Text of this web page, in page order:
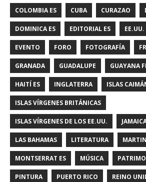
COLOMBIA ES CUBA CURAZAO
DOMINICA ES EDITORIAL ES EE.UU.
EVENTO FORO FOTOGRAFÍA
GRANADA GUADALUPE GUAYANA
HAITÍ ES INGLATERRA ISLAS
ISLAS VÍRGENES BRITÁNICAS
ISLAS VÍRGENES DE LOS EE.UU.
LAS BAHAMAS LITERATURA
MONTSERRAT ES MÚSICA
PINTURA PUERTO RICO REINO